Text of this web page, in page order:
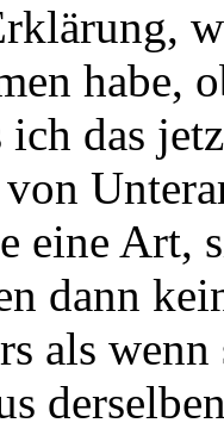
habe,
ich das
eine Art,
dann
als